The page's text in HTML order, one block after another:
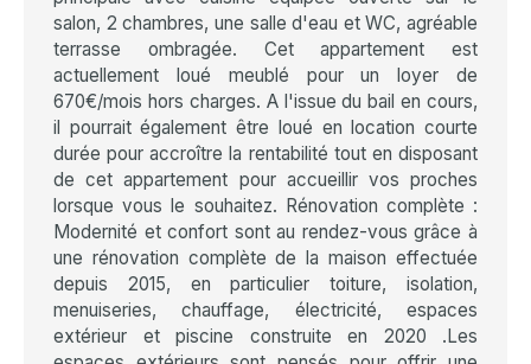
salon, 2 chambres, une salle d'eau et WC, agréable
terrasse ombragée. Cet appartement est
actuellement loué meublé pour un loyer de
670€/mois hors charges. A l'issue du bail en cours,
il pourrait également être loué en location courte
durée pour accroître la rentabilité tout en disposant
de cet appartement pour accueillir vos proches
lorsque vous le souhaitez. Rénovation complète :
Modernité et confort sont au rendez-vous grâce à
une rénovation complète de la maison effectuée
depuis 2015, en particulier toiture, isolation,
menuiseries, chauffage, électricité, espaces
extérieur et piscine construite en 2020 .Les